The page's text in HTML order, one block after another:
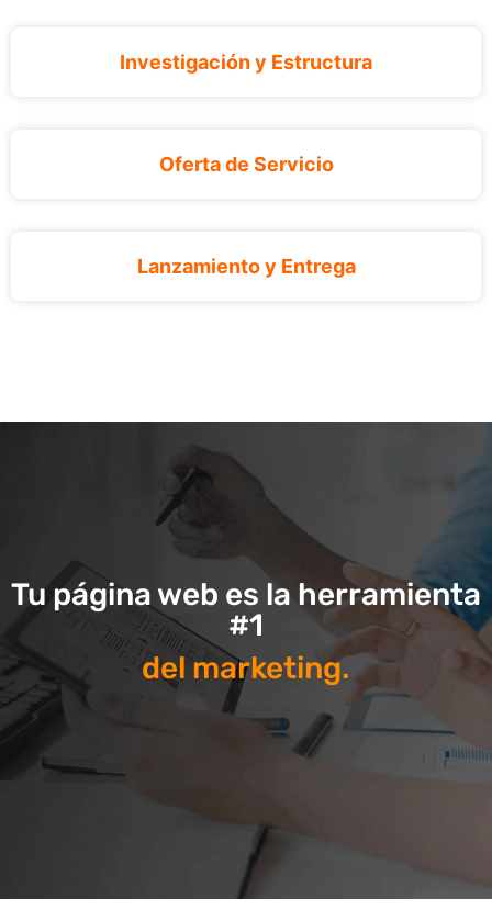
Investigación y Estructura
Oferta de Servicio
Lanzamiento y Entrega​
Tu página web es la herramienta
#1
del marketing.